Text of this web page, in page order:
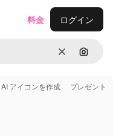
消去 画像で
料金 ログイン
AI アイコンを作成 プレゼント